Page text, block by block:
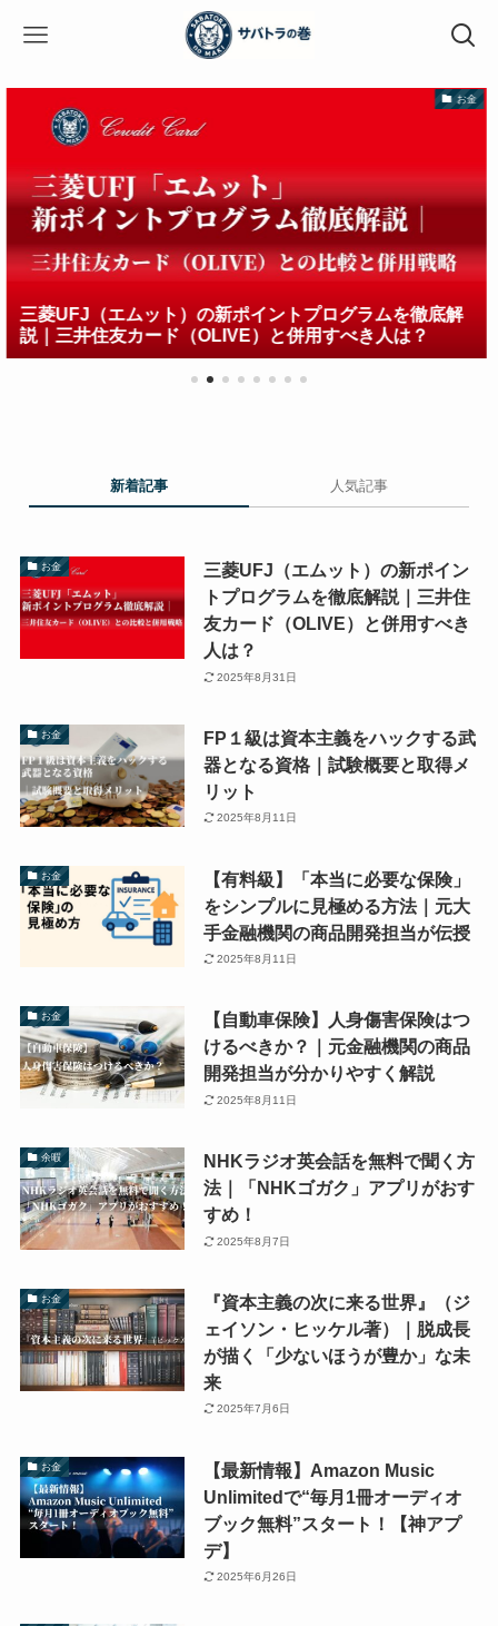
ントプログラムを徹底解
と併用すべき人は？
FP１級は資本主義をハッ
要と取得メリット
新着記事 人気記事
お金
三菱UFJ（エムット）の新ポイン
トプログラムを徹底解説｜三井住
友カード（OLIVE）と併用すべき
人は？
2025年8月31日
お金
FP１級は資本主義をハックする武
器となる資格｜試験概要と取得メ
リット
2025年8月11日
お金
【有料級】「本当に必要な保険」
をシンプルに見極める方法｜元大
手金融機関の商品開発担当が伝授
2025年8月11日
お金
【自動車保険】人身傷害保険はつ
けるべきか？｜元金融機関の商品
開発担当が分かりやすく解説
2025年8月11日
余暇
NHKラジオ英会話を無料で聞く方
法｜「NHKゴガク」アプリがおす
すめ！
2025年8月7日
お金
『資本主義の次に来る世界』（ジ
ェイソン・ヒッケル著）｜脱成長
が描く「少ないほうが豊か」な未
来
2025年7月6日
お金
【最新情報】Amazon Music
Unlimitedで“毎月1冊オーディオ
ブック無料”スタート！【神アプ
デ】
2025年6月26日